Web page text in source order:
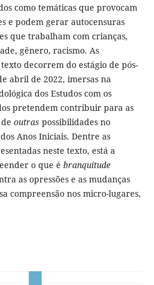
como temáticas que provocam
e podem gerar autocensuras
que trabalham com crianças,
gênero, racismo. As
decorrem do estágio de pós-
abril de 2022, imersas na
dos Estudos com os
pretendem contribuir para as
outras possibilidades no
Anos Iniciais. Dentre as
neste texto, está a
o que é branquitude
as opressões e as mudanças
compreensão nos micro-lugares,